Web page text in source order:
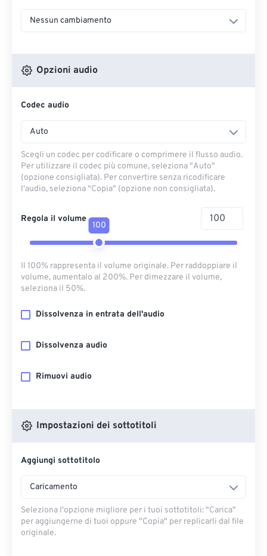
Nessun cambiamento
Opzioni audio
Codec audio
Auto
Scegli un codec per codificare o comprimere il flusso audio.
Per utilizzare il codec più comune, seleziona "Auto"
(opzione consigliata). Per convertire senza ricodificare
l'audio, seleziona "Copia" (opzione non consigliata).
Regola il volume
100
Il 100% rappresenta il volume originale. Per raddoppiare il
volume, aumentalo al 200%. Per dimezzare il volume,
seleziona il 50%.
Dissolvenza in entrata dell'audio
Dissolvenza audio
Rimuovi audio
Impostazioni dei sottotitoli
Aggiungi sottotitolo
Caricamento
Seleziona l'opzione migliore per i tuoi sottotitoli: "Carica" ​​
per aggiungerne di tuoi oppure "Copia" per replicarli dal file
originale.